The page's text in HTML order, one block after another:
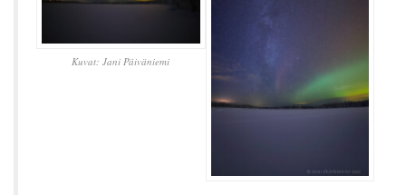
Kuvat: Jani Päiväniemi